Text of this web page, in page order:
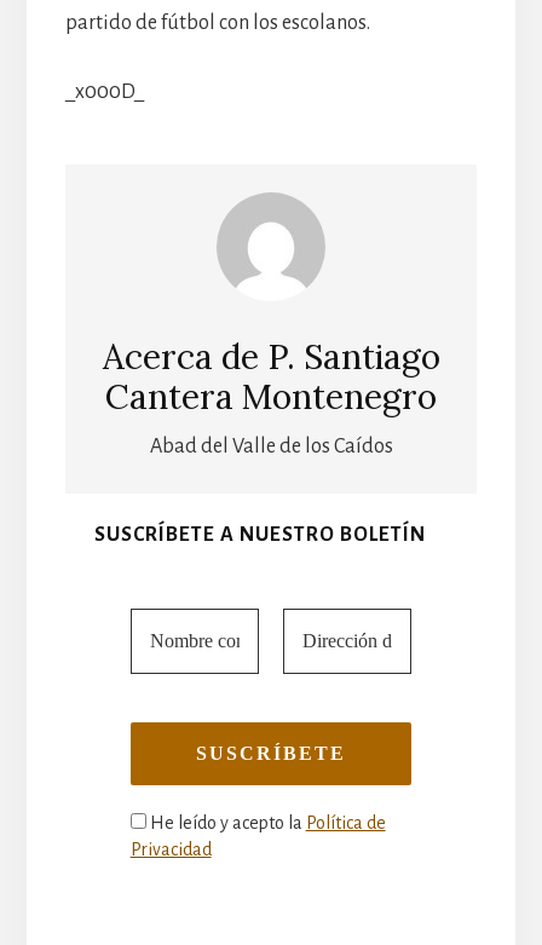
partido de fútbol con los escolanos.
_x000D_
Acerca de P. Santiago
Cantera Montenegro
Abad del Valle de los Caídos
SUSCRÍBETE A NUESTRO BOLETÍN
He leído y acepto la Política de
Privacidad